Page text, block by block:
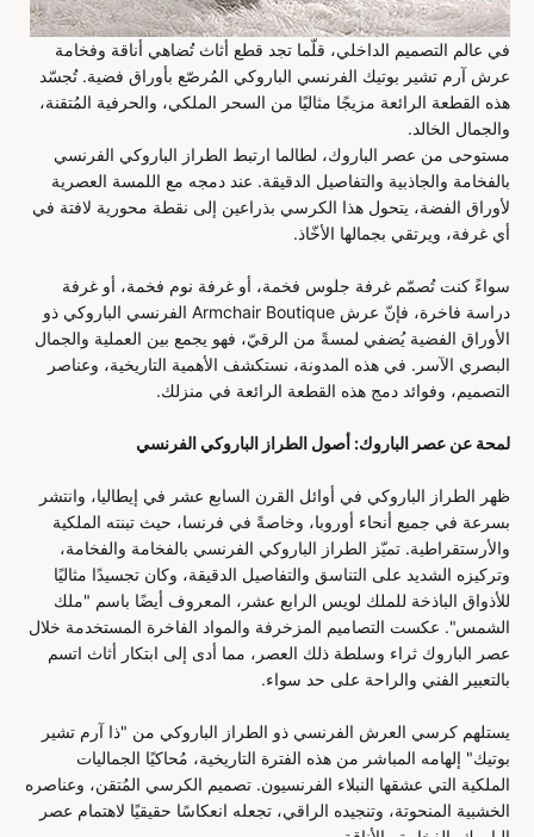
في عالم التصميم الداخلي، قلّما تجد قطع أثاث تُضاهي أناقة وفخامة
عرش آرم تشير بوتيك الفرنسي الباروكي المُرصّع بأوراق فضية. تُجسّد
هذه القطعة الرائعة مزيجًا مثاليًا من السحر الملكي، والحرفية المُتقنة،
والجمال الخالد.
مستوحى من عصر الباروك، لطالما ارتبط الطراز الباروكي الفرنسي
بالفخامة والجاذبية والتفاصيل الدقيقة. عند دمجه مع اللمسة العصرية
لأوراق الفضة، يتحول هذا الكرسي بذراعين إلى نقطة محورية لافتة في
أي غرفة، ويرتقي بجمالها الأخّاذ.
سواءً كنت تُصمّم غرفة جلوس فخمة، أو غرفة نوم فخمة، أو غرفة
دراسة فاخرة، فإنّ عرش Armchair Boutique الفرنسي الباروكي ذو
الأوراق الفضية يُضفي لمسةً من الرقيّ، فهو يجمع بين العملية والجمال
البصري الآسر. في هذه المدونة، نستكشف الأهمية التاريخية، وعناصر
التصميم، وفوائد دمج هذه القطعة الرائعة في منزلك.
لمحة عن عصر الباروك: أصول الطراز الباروكي الفرنسي
ظهر الطراز الباروكي في أوائل القرن السابع عشر في إيطاليا، وانتشر
بسرعة في جميع أنحاء أوروبا، وخاصةً في فرنسا، حيث تبنته الملكية
والأرستقراطية. تميّز الطراز الباروكي الفرنسي بالفخامة والفخامة،
وتركيزه الشديد على التناسق والتفاصيل الدقيقة، وكان تجسيدًا مثاليًا
للأذواق الباذخة للملك لويس الرابع عشر، المعروف أيضًا باسم "ملك
الشمس". عكست التصاميم المزخرفة والمواد الفاخرة المستخدمة خلال
عصر الباروك ثراء وسلطة ذلك العصر، مما أدى إلى ابتكار أثاث اتسم
بالتعبير الفني والراحة على حد سواء.
يستلهم كرسي العرش الفرنسي ذو الطراز الباروكي من "ذا آرم تشير
بوتيك" إلهامه المباشر من هذه الفترة التاريخية، مُحاكيًا الجماليات
الملكية التي عشقها النبلاء الفرنسيون. تصميم الكرسي المُتقن، وعناصره
الخشبية المنحوتة، وتنجيده الراقي، تجعله انعكاسًا حقيقيًا لاهتمام عصر